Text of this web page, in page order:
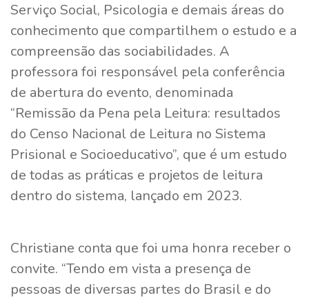
Serviço Social, Psicologia e demais áreas do
conhecimento que compartilhem o estudo e a
compreensão das sociabilidades. A
professora foi responsável pela conferência
de abertura do evento, denominada
“Remissão da Pena pela Leitura: resultados
do Censo Nacional de Leitura no Sistema
Prisional e Socioeducativo”, que é um estudo
de todas as práticas e projetos de leitura
dentro do sistema, lançado em 2023.
Christiane conta que foi uma honra receber o
convite. “Tendo em vista a presença de
pessoas de diversas partes do Brasil e do